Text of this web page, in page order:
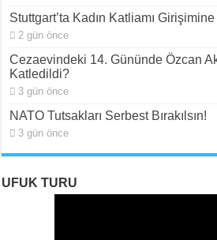
Stuttgart’ta Kadın Katliamı
2 gün önce
Cezaevindeki 14. Gününde Özcan
Katledildi?
3 gün önce
NATO Tutsakları Serbest Bırakılsın!
3 gün önce
UFUK TURU